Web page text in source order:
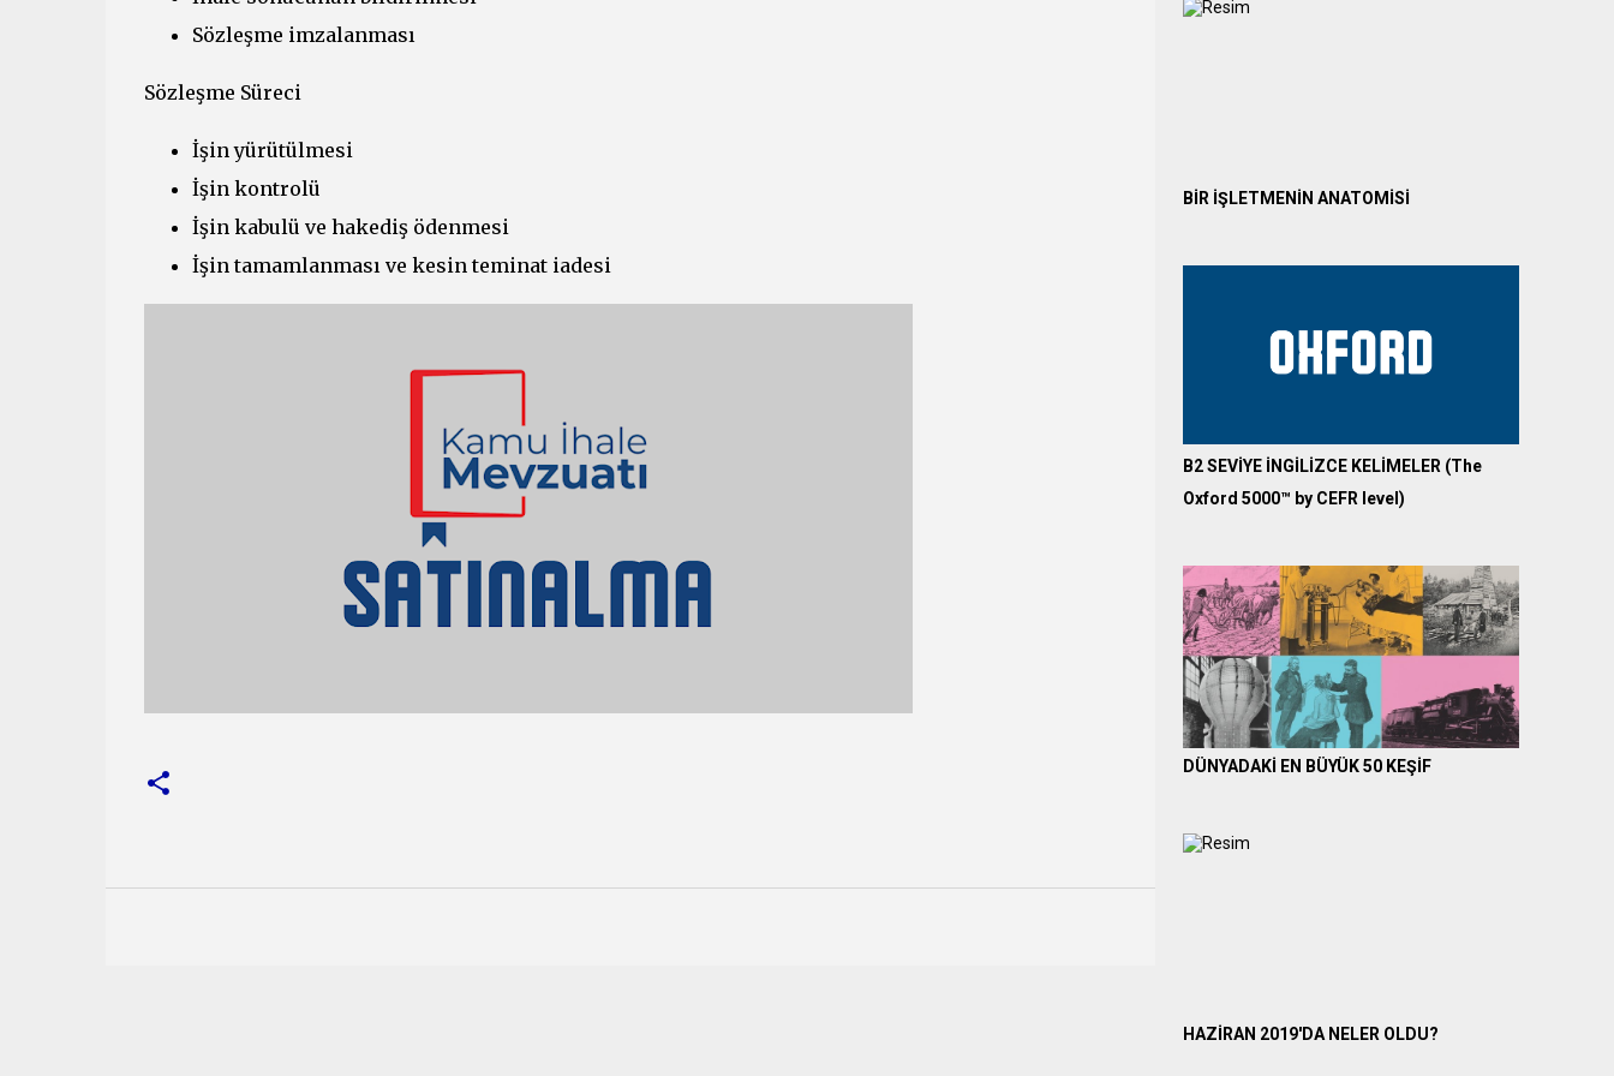
Sözleşme imzalanması
Sözleşme Süreci
İşin yürütülmesi
İşin kontrolü
İşin kabulü ve hakediş ödenmesi
İşin tamamlanması ve kesin teminat iadesi
BİR İŞLETMENİN ANATOMİSİ
B2 SEVİYE İNGİLİZCE KELİMELER (The
Oxford 5000™ by CEFR level)
DÜNYADAKİ EN BÜYÜK 50 KEŞİF
HAZİRAN 2019'DA NELER OLDU?